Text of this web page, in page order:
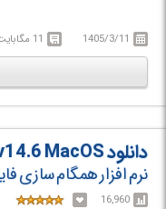
درایو ZIP، درایو شبکه و هارد لوکال مورد استفاده قرار گیرد.1405/3/11 11 مگابایت
دانلود FreeFileSync v14.6 MacOS
نرم افزار همگام سازی
16,960